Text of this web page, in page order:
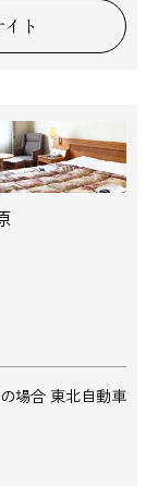
ト
場合 東北自動車